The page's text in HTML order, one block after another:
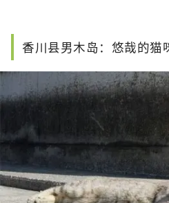
香川县男木岛：悠哉的猫